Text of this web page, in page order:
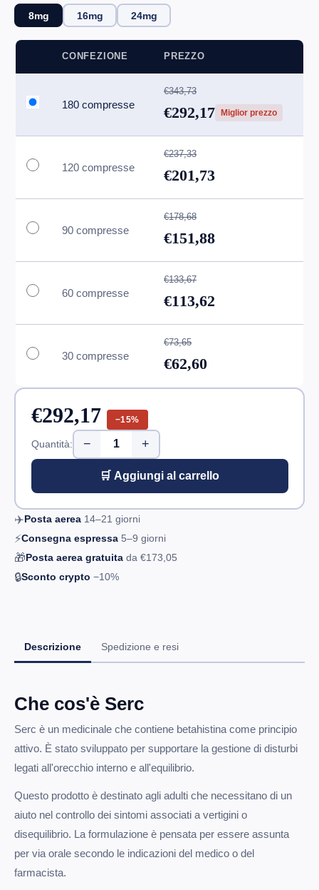
8mg 16mg 24mg
CONFEZIONE PREZZO
180 compresse
€343,73
€292,17 Miglior prezzo
120 compresse
€237,33
€201,73
90 compresse
€178,68
€151,88
60 compresse
€133,67
€113,62
30 compresse
€73,65
€62,60
€292,17 −15%
Quantità: − +
🛒 Aggiungi al carrello
✈️Posta aerea 14–21 giorni
⚡Consegna espressa 5–9 giorni
🎁Posta aerea gratuita da €173,05
🔒Sconto crypto −10%
Descrizione Spedizione e resi
Che cos'è Serc
Serc è un medicinale che contiene betahistina come principio
attivo. È stato sviluppato per supportare la gestione di disturbi
legati all'orecchio interno e all'equilibrio.
Questo prodotto è destinato agli adulti che necessitano di un
aiuto nel controllo dei sintomi associati a vertigini o
disequilibrio. La formulazione è pensata per essere assunta
per via orale secondo le indicazioni del medico o del
farmacista.